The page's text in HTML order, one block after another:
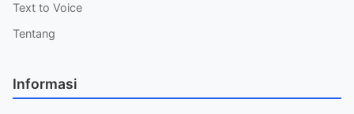
Text to Voice
Tentang
Informasi